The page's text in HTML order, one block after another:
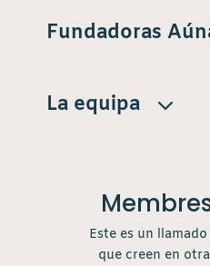
Fundadoras
La equipa
Este es un
que creen en